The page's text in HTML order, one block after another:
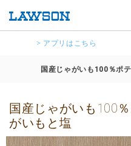
> アプリはこちら
国産じゃがいも100％ポ
国産じゃがいも100
がいもと塩